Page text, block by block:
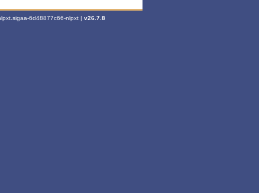
6d48877c66-nlpxt | v26.7.8